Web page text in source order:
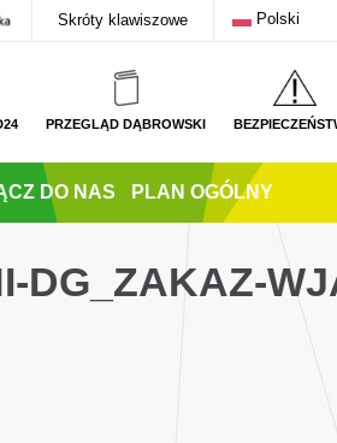
Skróty klawiszowe Polski
PRZEGLĄD DĄBROWSKI
DO NAS PLAN OGÓLNY
DG_ZAKAZ-